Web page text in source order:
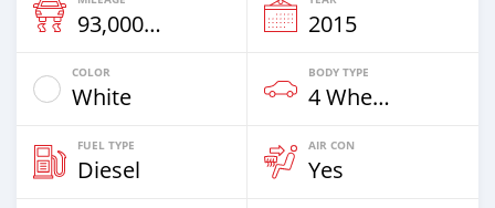
93,000 Km 2015
COLOR
White
BODY TYPE
4 Wheel Drives & SUVs
FUEL TYPE
Diesel
AIR CON
Yes